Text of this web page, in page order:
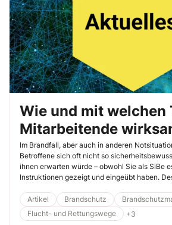
Wie und mit welchen
Mitarbeitende
Brandschutz
Im Brandfall, aber auch in anderen
Betroffene sich oft nicht so
ihnen erwarten würde – obwohl Sie als SiBe
Instruktionen gezeigt und eingeübt haben.
sondern sie auch auf typische Ängste und
vorzubereiten, die im Notfall häufig auftreten.
regelmässige praktische Übungen dabei, sich
Artikel Brandschutz
Flucht- und Rettungswege
+3